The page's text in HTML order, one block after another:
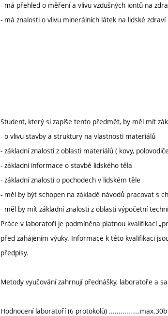
- má přehled o měření a vlivu vzdušných iontů na
- má znalosti o vlivu minerálních látek na lidské zdraví
Student, který si zapíše tento předmět, by měl mít
- o vlivu stavby a struktury na vlastnosti materiálů
- základní znalosti z oblasti materiálů ( kovy,
- základní informace o stavbě lidského těla
- základní znalosti o pochodech v lidském těle
- měl by být schopen na základě návodů pracovat s
- měl by mít základní znalosti z oblasti výpočetní
Práce v laboratoři je podmíněna platnou kvalifikací
před zahájením výuky. Informace k této kvalifikaci
předpisy.
Metody vyučování zahrnují přednášky, laboratoře a
Hodnocení laboratoří (6 protokolů) ................max.30b